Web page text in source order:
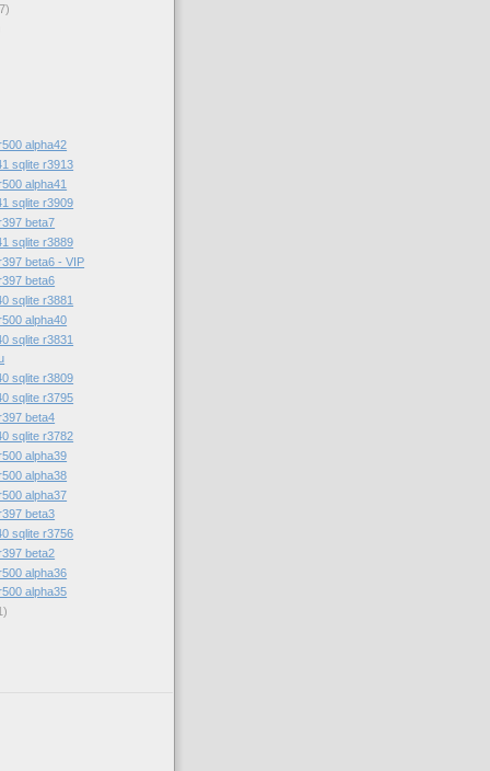
alpha42
sqlite r3913
alpha41
sqlite r3909
beta7
sqlite r3889
beta6 - VIP
beta6
sqlite r3881
alpha40
sqlite r3831
sqlite r3809
sqlite r3795
beta4
sqlite r3782
alpha39
alpha38
alpha37
beta3
sqlite r3756
beta2
alpha36
alpha35